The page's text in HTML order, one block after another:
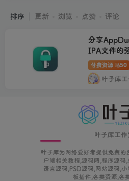
排序 更新 浏览 点赞 评论
分享
IPA文件的
付费资源 50
叶子库
叶子库工作
叶子库为网络爱好者提供免费的
户端相关教程,源码网,程序源码
语言源码,PSD源码,网站源码,
板插件,各类资源,各